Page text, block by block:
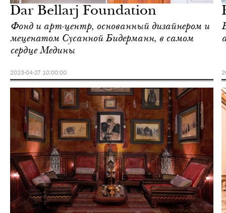
Dar Bellarj Foundation
Фонд и арт-центр, основанный дизайнером и
меценатом Сусанной Бидерманн, в самом
сердце Медины
2023-04-27 10:00:00